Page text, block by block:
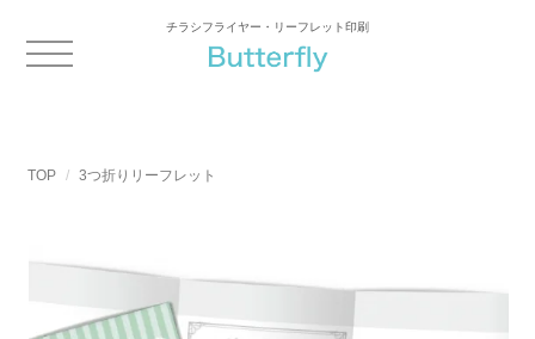
チラシフライヤー・リーフレット印刷
TOP 3つ折りリーフレット